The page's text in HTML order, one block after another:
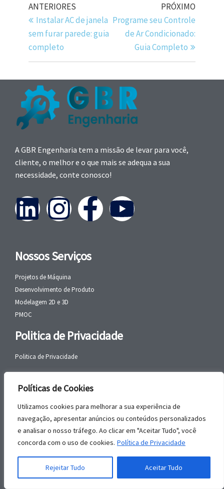
Políticas de Cookies
Utilizamos cookies para melhorar a sua experiência de
navegação, apresentar anúncios ou conteúdos personalizados
e analisar o nosso tráfego. Ao clicar em "Aceitar Tudo", você
concorda com o uso de cookies. Política de Privacidade
Rejeitar Tudo Aceitar Tudo
ANTERIORES
Instalar AC de janela
sem furar parede: guia
completo
PRÓXIMO
Programe seu Controle
de Ar Condicionado:
Guia Completo
A GBR Engenharia tem a missão de levar para você,
cliente, o melhor e o que mais se adequa a sua
necessidade, conte conosco!
Nossos Serviços
Projetos de Máquina
Desenvolvimento de Produto
Modelagem 2D e 3D
PMOC
Politica de Privacidade
Politica de Privacidade
Contato
Telefone: (17) 99118-8484
WhatsApp:+55 (17) 99118-8484
Rua Jatai, nº 81